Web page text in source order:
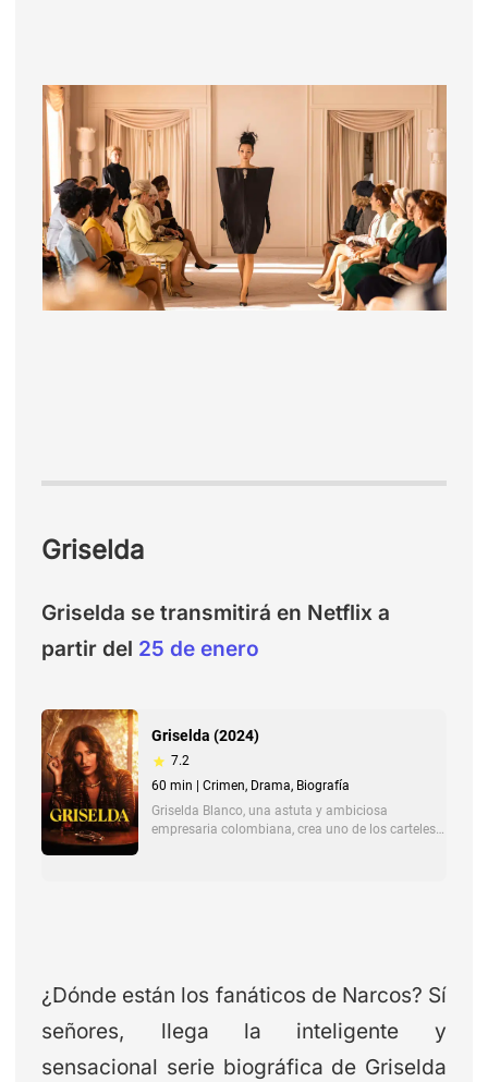
Griselda
Griselda se transmitirá en Netflix a
partir del 25 de enero
¿Dónde están los fanáticos de Narcos? Sí
señores, llega la inteligente y
sensacional serie biográfica de Griselda